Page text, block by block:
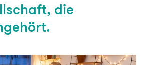
Story
Team
Wirkung
die